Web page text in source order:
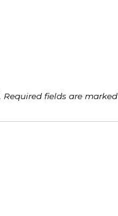
Required fields are marked